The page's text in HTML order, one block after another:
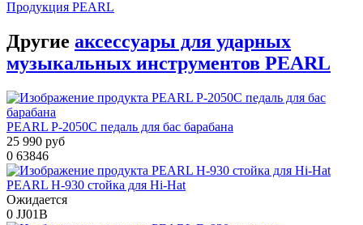
Продукция PEARL
Другие аксессуары для ударных
музыкальных инструментов PEARL
PEARL P-2050C педаль для бас барабана
25 990 руб
0 63846
PEARL H-930 стойка для Hi-Hat
Ожидается
0 JJ01B